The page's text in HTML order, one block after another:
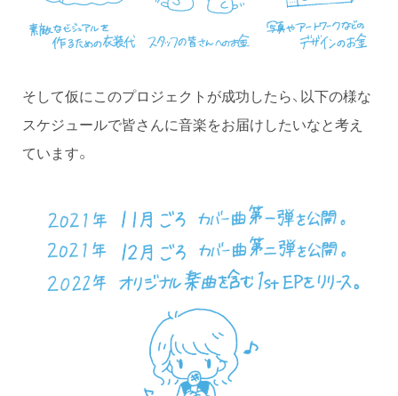
そして仮にこのプロジェクトが成功したら、以下の様な
スケジュールで皆さんに音楽をお届けしたいなと考え
ています。